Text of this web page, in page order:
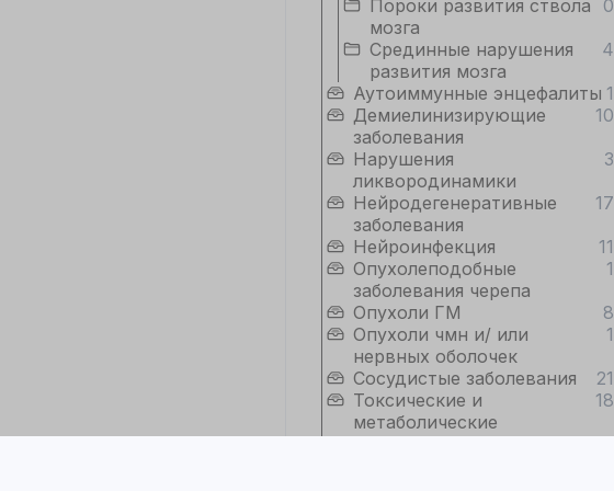
Пороки развития ствола
мозга
0
Срединные нарушения
развития мозга
4
Аутоиммунные энцефалиты 1
Демиелинизирующие
заболевания
10
Нарушения
ликвородинамики
3
Нейродегенеративные
заболевания
17
Нейроинфекция
11
Опухолеподобные
заболевания черепа
1
Опухоли ГМ
8
Опухоли чмн и/ или
нервных оболочек
1
Сосудистые заболевания
21
Токсические и
метаболические
18